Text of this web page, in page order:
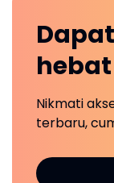
Nikmati
terbaru,